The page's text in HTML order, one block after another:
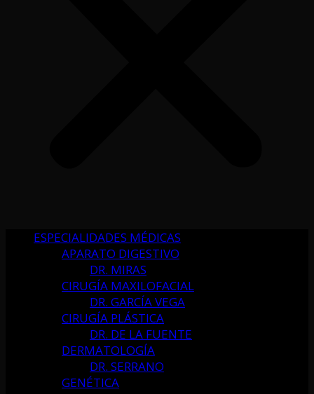
ESPECIALIDADES MÉDICAS
APARATO DIGESTIVO
DR. MIRAS
CIRUGÍA MAXILOFACIAL
DR. GARCÍA VEGA
CIRUGÍA PLÁSTICA
DR. DE LA FUENTE
DERMATOLOGÍA
DR. SERRANO
GENÉTICA